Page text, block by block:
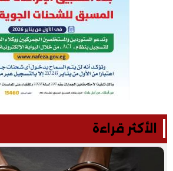
الأكثر قراءة